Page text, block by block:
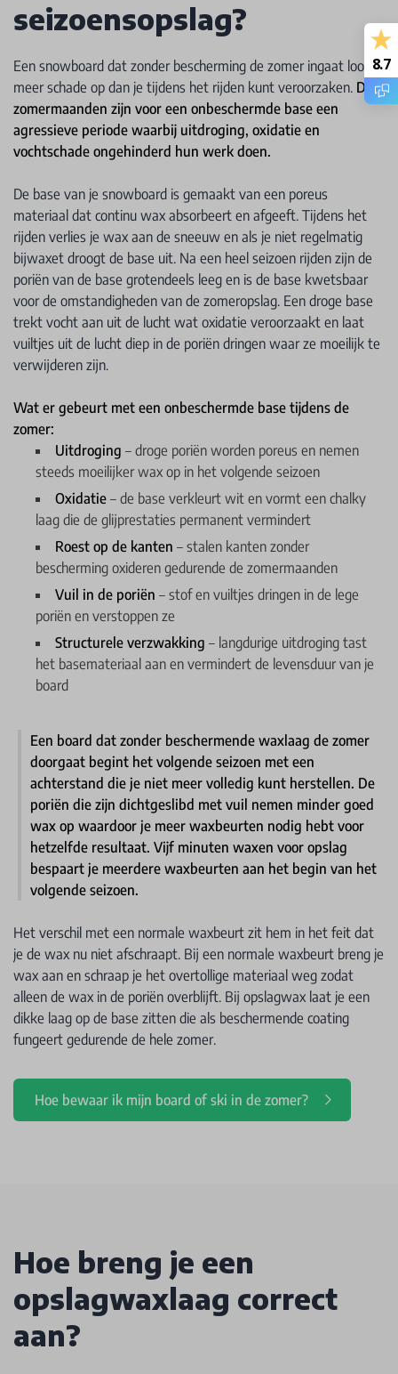
seizoensopslag?
Een snowboard dat zonder bescherming de zomer ingaat loopt
meer schade op dan je tijdens het rijden kunt veroorzaken. De
zomermaanden zijn voor een onbeschermde base een
agressieve periode waarbij uitdroging, oxidatie en
vochtschade ongehinderd hun werk doen.
De base van je snowboard is gemaakt van een poreus
materiaal dat continu wax absorbeert en afgeeft. Tijdens het
rijden verlies je wax aan de sneeuw en als je niet regelmatig
bijwaxet droogt de base uit. Na een heel seizoen rijden zijn de
poriën van de base grotendeels leeg en is de base kwetsbaar
voor de omstandigheden van de zomeropslag. Een droge base
trekt vocht aan uit de lucht wat oxidatie veroorzaakt en laat
vuiltjes uit de lucht diep in de poriën dringen waar ze moeilijk te
verwijderen zijn.
Wat er gebeurt met een onbeschermde base tijdens de
zomer:
Uitdroging – droge poriën worden poreus en nemen
steeds moeilijker wax op in het volgende seizoen
Oxidatie – de base verkleurt wit en vormt een chalky
laag die de glijprestaties permanent vermindert
Roest op de kanten – stalen kanten zonder
bescherming oxideren gedurende de zomermaanden
Vuil in de poriën – stof en vuiltjes dringen in de lege
poriën en verstoppen ze
Structurele verzwakking – langdurige uitdroging tast
het basemateriaal aan en vermindert de levensduur van je
board
Een board dat zonder beschermende waxlaag de zomer
doorgaat begint het volgende seizoen met een
achterstand die je niet meer volledig kunt herstellen. De
poriën die zijn dichtgeslibd met vuil nemen minder goed
wax op waardoor je meer waxbeurten nodig hebt voor
hetzelfde resultaat. Vijf minuten waxen voor opslag
bespaart je meerdere waxbeurten aan het begin van het
volgende seizoen.
Het verschil met een normale waxbeurt zit hem in het feit dat
je de wax nu niet afschraapt. Bij een normale waxbeurt breng je
wax aan en schraap je het overtollige materiaal weg zodat
alleen de wax in de poriën overblijft. Bij opslagwax laat je een
dikke laag op de base zitten die als beschermende coating
fungeert gedurende de hele zomer.
Hoe bewaar ik mijn board of ski in de zomer?
Hoe breng je een
opslagwaxlaag correct
aan?
8.7